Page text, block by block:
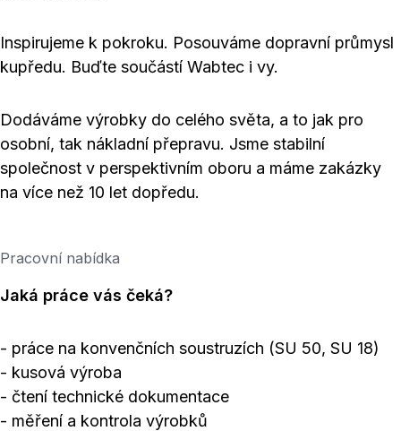
Inspirujeme k pokroku. Posouváme dopravní průmysl
kupředu. Buďte součástí Wabtec i vy.
Dodáváme výrobky do celého světa, a to jak pro
osobní, tak nákladní přepravu. Jsme stabilní
společnost v perspektivním oboru a máme zakázky
na více než 10 let dopředu.
Pracovní nabídka
Jaká práce vás čeká?
- práce na konvenčních soustruzích (SU 50, SU 18)
- kusová výroba
- čtení technické dokumentace
- měření a kontrola výrobků